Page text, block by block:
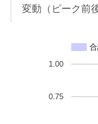
変動（ピーク前後
0.75
1.00